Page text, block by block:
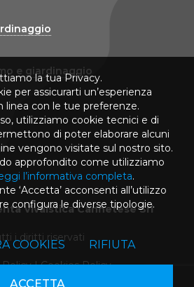
e giardinaggio
Vivaistica Cannetese Srl
i diritti riservati
|Cookies Policy
la tua Privacy.
per assicurarti un’esperienza
linea con le tue preferenze.
utilizziamo cookie tecnici e di
di poter elaborare alcuni
vengono visitate sul nostro sito.
approfondito come utilizziamo
l’informativa completa.
‘Accetta’ acconsenti all’utilizzo
configura le diverse tipologie.
COOKIES RIFIUTA
ACCETTA